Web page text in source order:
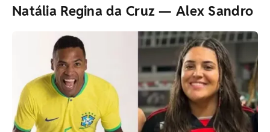
Natália Regina da Cruz — Alex Sandro